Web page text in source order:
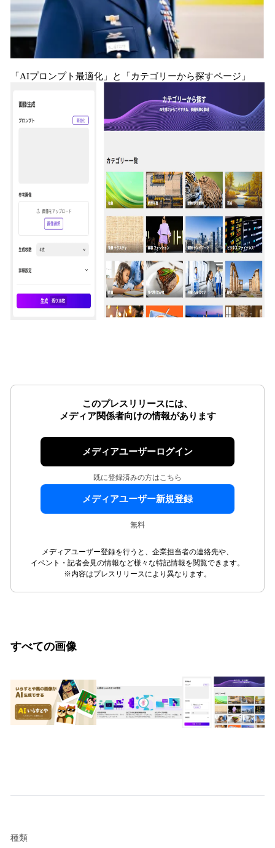
「AIプロンプト最適化」と「カテゴリーから探すページ」
このプレスリリースには、
メディア関係者向けの情報があります
メディアユーザーログイン
既に登録済みの方はこちら
メディアユーザー新規登録
無料
メディアユーザー登録を行うと、企業担当者の連絡先や、
イベント・記者会見の情報など様々な特記情報を閲覧できます。
※内容はプレスリリースにより異なります。
すべての画像
種類